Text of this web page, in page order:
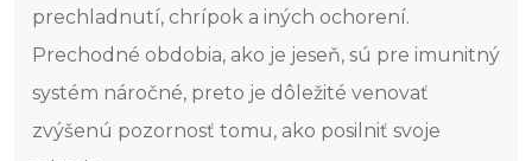
prechladnutí, chrípok a iných ochorení.
Prechodné obdobia, ako je jeseň, sú pre imunitný
systém náročné, preto je dôležité venovať
zvýšenú pozornosť tomu, ako posilniť svoje